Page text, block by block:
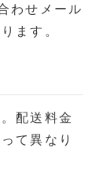
わせメール
ます。
配送料金
て異なり